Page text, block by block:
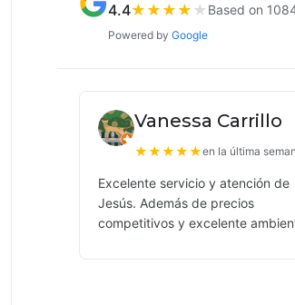
4.4★ ★ ★ ★ ★ Based on
Powered by Google
Vanessa Carrillo
★★★★★en la última
Excelente servicio y atención de
Jesús. Además de precios
competitivos y excelente